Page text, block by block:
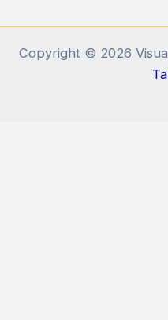
Copyright © 2026